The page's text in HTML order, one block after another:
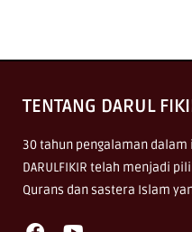
TENTANG DARUL
30 tahun pengalaman
DARULFIKIR telah menjadi
Qurans dan sastera Islam